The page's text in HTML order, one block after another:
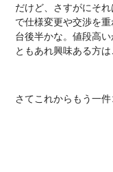
だけど、さすがにそ
で仕様変更や交渉を
台後半かな。値段高
ともあれ興味ある方は
さてこれからもう一件